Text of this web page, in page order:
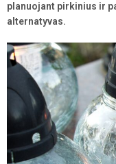
planuojant pirkinius ir
alternatyvas.